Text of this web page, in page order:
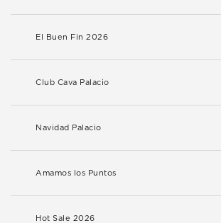
El Buen Fin 2026
Club Cava Palacio
Navidad Palacio
Amamos los Puntos
Hot Sale 2026